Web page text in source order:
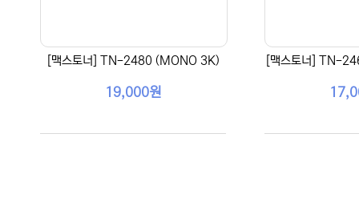
[맥스토너] TN-2480 (MONO 3K)
19,000원
[맥스토너] TN-